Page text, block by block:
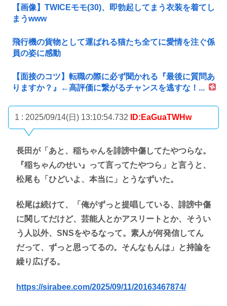
【画像】TWICEモモ(30)、即勃起してまう衣装を着てし
まうwww
飛行機の貨物として運ばれる猫たち全てに愛情を注ぐ係
員の姿に感動
【面接のコツ】転職の際に必ず聞かれる『最後に質問あ
りますか？』←高評価に繋がるチャンスを逃すな！...
1 : 2025/09/14(日) 13:10:54.732 ID:EaGuaTWHw
長田が「あと、稲ちゃんを誹謗中傷してたやつらな。
『稲ちゃんのせい』って言ってたやつら」と言うと、
松尾も「ひどいよ、本当に」とうなずいた。
松尾は続けて、「俺がずっと提唱している、誹謗中傷
に関してだけど、芸能人とかアスリートとか、そうい
う人以外、SNSをやるなって。素人が何発信してん
だって、ずっと思ってるの。そんなもんは」と持論を
繰り広げる。
https://sirabee.com/2025/09/11/20163467874/